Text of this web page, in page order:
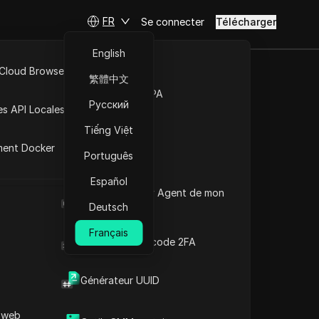
Marché de la RPA
Quel est le User Agent de mon
navigateur
Générateur de code 2FA
Générateur UUID
Browser MCP
API Locales
Docker
FR
English
繁體中文
Русский
Tiếng Việt
Português
Español
Deutsch
Français
Se connecter Télécharger
TikTok |
à l'ombre de TikTok
Introduction au contenu